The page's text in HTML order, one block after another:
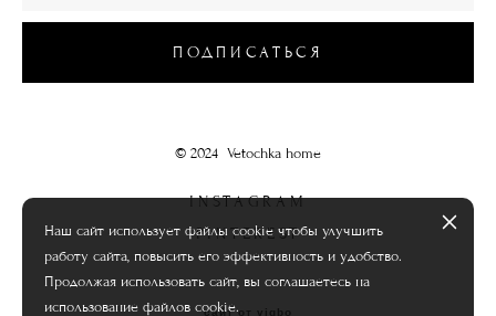
ПОДПИСАТЬСЯ
© 2024 Vetochka home
INSTAGRAM
PINTEREST
сайт от vigbo
Наш сайт использует файлы cookie чтобы улучшить
работу сайта, повысить его эффективность и удобство.
Продолжая использовать сайт, вы соглашаетесь на
использование файлов cookie.